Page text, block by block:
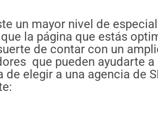
un mayor nivel de
la página que estás
de contar con un
que pueden ayudarte
elegir a una agencia de